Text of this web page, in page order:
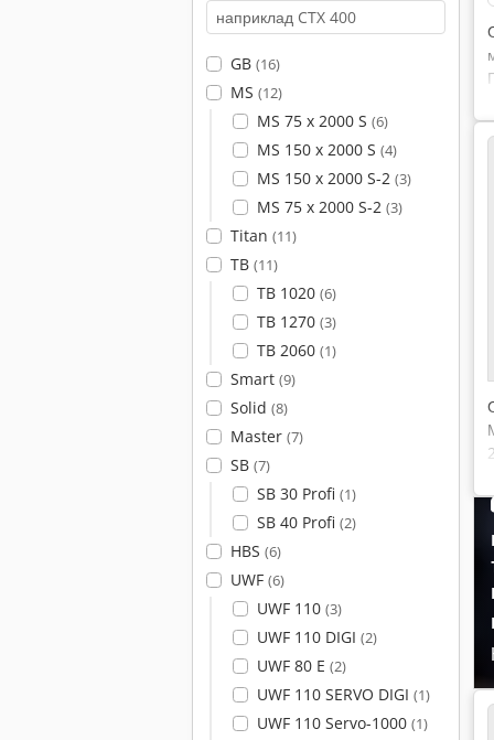
GB (16)
MS (12)
MS 75 x 2000 S (6)
MS 150 x 2000 S (4)
MS 150 x 2000 S-2 (3)
MS 75 x 2000 S-2 (3)
Titan (11)
TB (11)
TB 1020 (6)
TB 1270 (3)
TB 2060 (1)
Smart (9)
Solid (8)
Master (7)
SB (7)
SB 30 Profi (1)
SB 40 Profi (2)
HBS (6)
UWF (6)
UWF 110 (3)
UWF 110 DIGI (2)
UWF 80 E (2)
UWF 110 SERVO DIGI (1)
UWF 110 Servo-1000 (1)